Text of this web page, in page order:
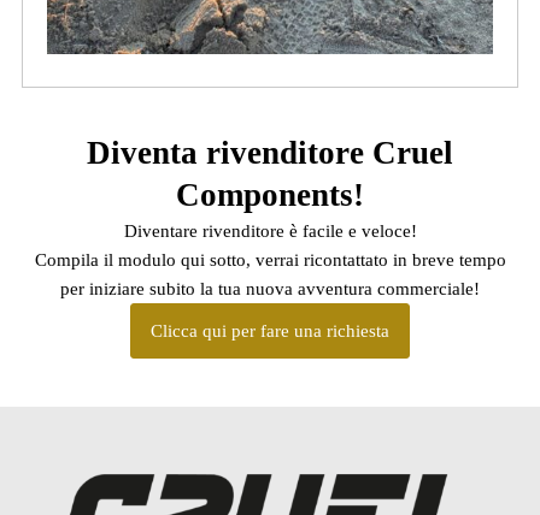
Diventa rivenditore Cruel
Components!
Diventare rivenditore è facile e veloce!
Compila il modulo qui sotto, verrai ricontattato in breve tempo
per iniziare subito la tua nuova avventura commerciale!
Clicca qui per fare una richiesta